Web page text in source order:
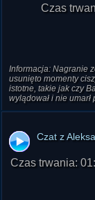
Czas
Informacja: Nagranie
usunięto momenty
istotne, takie jak czy
wylądował i nie umarł
Czat z
Czas trwania: